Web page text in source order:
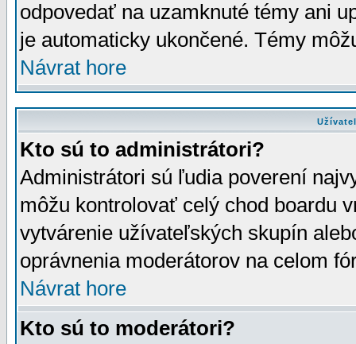
odpovedať na uzamknuté témy ani
je automaticky ukončené. Témy
Návrat hore
Kto sú to administrátori?
Administrátori sú ľudia poverení
môžu kontrolovať celý chod boardu
vytvárenie užívateľských skupín
oprávnenia moderátorov na celom
Návrat hore
Kto sú to moderátori?